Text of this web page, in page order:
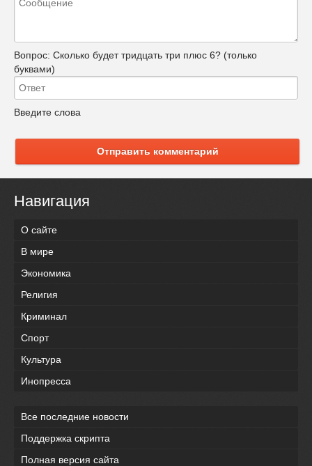
Вопрос: Сколько будет тридцать три плюс 6? (только
буквами)
Введите слова
Отправить комментарий
Навигация
О сайте
В мире
Экономика
Религия
Криминал
Спорт
Культура
Инопресса
Все последние новости
Поддержка скрипта
Полная версия сайта